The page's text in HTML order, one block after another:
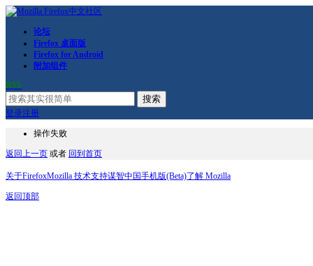
论坛
Firefox 桌面版
Firefox for Android
附加组件
RSS
搜索
登录注册
操作失败
返回上一页 或者 回到首页
关于FirefoxMozilla 技术支持谋智中国手机版(Beta)了解 Mozilla
返回顶部